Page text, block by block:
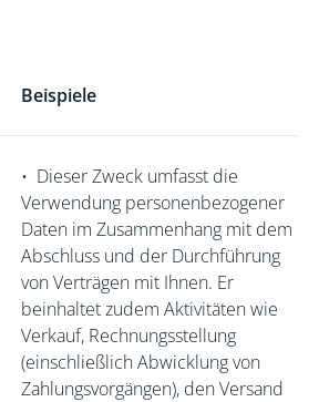
Beispiele
• Dieser Zweck umfasst die
Verwendung personenbezogener
Daten im Zusammenhang mit dem
Abschluss und der Durchführung
von Verträgen mit Ihnen. Er
beinhaltet zudem Aktivitäten wie
Verkauf, Rechnungsstellung
(einschließlich Abwicklung von
Zahlungsvorgängen), den Versand